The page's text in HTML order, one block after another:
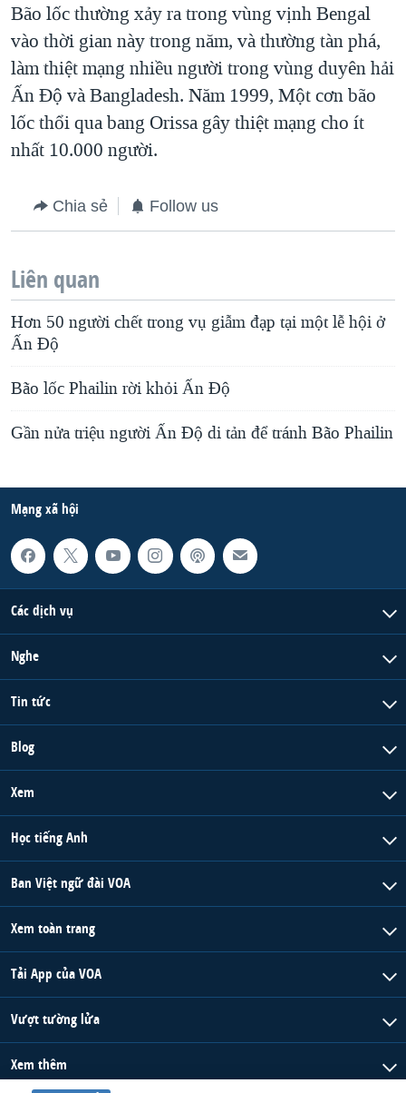
Bão lốc thường xảy ra trong vùng vịnh Bengal
vào thời gian này trong năm, và thường tàn phá,
làm thiệt mạng nhiều người trong vùng duyên hải
Ấn Độ và Bangladesh. Năm 1999, Một cơn bão
lốc thổi qua bang Orissa gây thiệt mạng cho ít
nhất 10.000 người.
Chia sẻ Follow us
Liên quan
Hơn 50 người chết trong vụ giẫm đạp tại một lễ hội ở
Ấn Độ
Bão lốc Phailin rời khỏi Ấn Độ
Gần nửa triệu người Ấn Độ di tản để tránh Bão Phailin
Mạng xã hội
Các dịch vụ
Nghe
Tin tức
Blog
Xem
Học tiếng Anh
Ban Việt ngữ đài VOA
Xem toàn trang
Tải App của VOA
Vượt tường lửa
Xem thêm